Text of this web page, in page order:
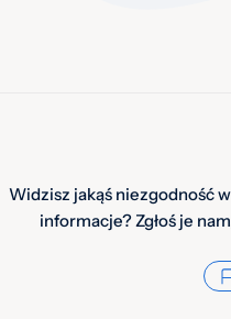
Widzisz jakąś niezgodność
informacje? Zgłoś je